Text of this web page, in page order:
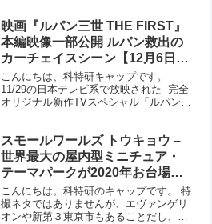
当たり年かも！ 『機動戦士ガンダム 閃
光のハサ...
映画『ルパン三世 THE FIRST』
本編映像一部公開 ルパン救出の
カーチェイスシーン【12月6日
(金)公開】 – 予告編1,2もまとめ
て
こんにちは、科特研キャップです。
11/29の日本テレビ系で放映された 完全
オリジナル新作TVスペシャル「ルパン三
世 THE FIRST』の本編映像の一部が
You...
スモールワールズ トウキョウ –
世界最大の屋内型ミニチュア・
テーマパークが2020年お台場に
登場！自分のミニチュア分身も
おけるらしいぞ。
こんにちは。科特研のキャップです。 特
撮ネタではありませんが、エヴァンゲリ
オンや新第３東京市もあることだし、実